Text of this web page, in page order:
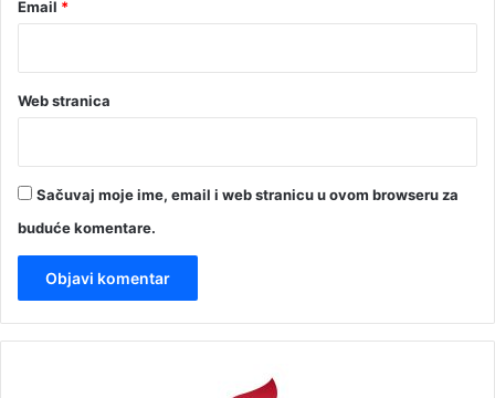
Email *
Web stranica
Sačuvaj moje ime, email i web stranicu u ovom browseru za
buduće komentare.